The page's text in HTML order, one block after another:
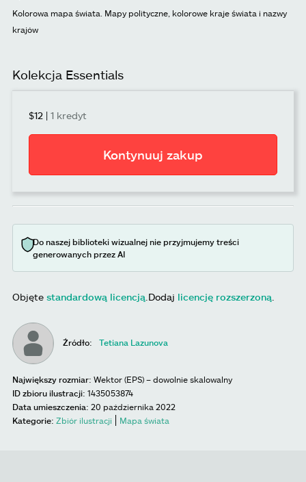
Kolorowa mapa świata. Mapy polityczne, kolorowe kraje świata i nazwy
krajów
Kolekcja Essentials
$12 | 1 kredyt
Kontynuuj zakup
Do naszej biblioteki wizualnej nie przyjmujemy treści
generowanych przez AI
Objęte standardową licencją Dodaj licencję rozszerzoną
Źródło: Tetiana Lazunova
Największy rozmiar: Wektor (EPS) – dowolnie skalowalny
ID zbioru ilustracji: 1435053874
Data umieszczenia: 20 października 2022
Kategorie: Zbiór ilustracji Mapa świata